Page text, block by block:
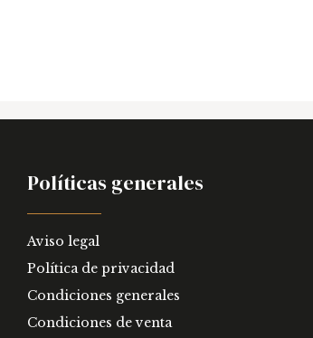
Políticas generales
Aviso legal
Política de privacidad
Condiciones generales
Condiciones de venta